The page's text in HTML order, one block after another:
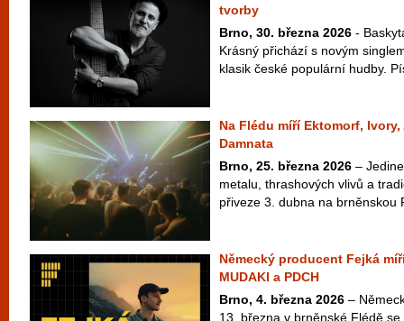
tvorby
Brno, 30. března 2026 -
Krásný přichází s novým
klasik české populární hudby.
Na Flédu míří Ektomorf,
Damnata
Brno, 25. března 2026 –
metalu, thrashových vlivů a
přiveze 3. dubna na brněnskou
Německý producent Fejká
MUDAKI a PDCH
Brno, 4. března 2026 –
13. března v brněnské Flédě